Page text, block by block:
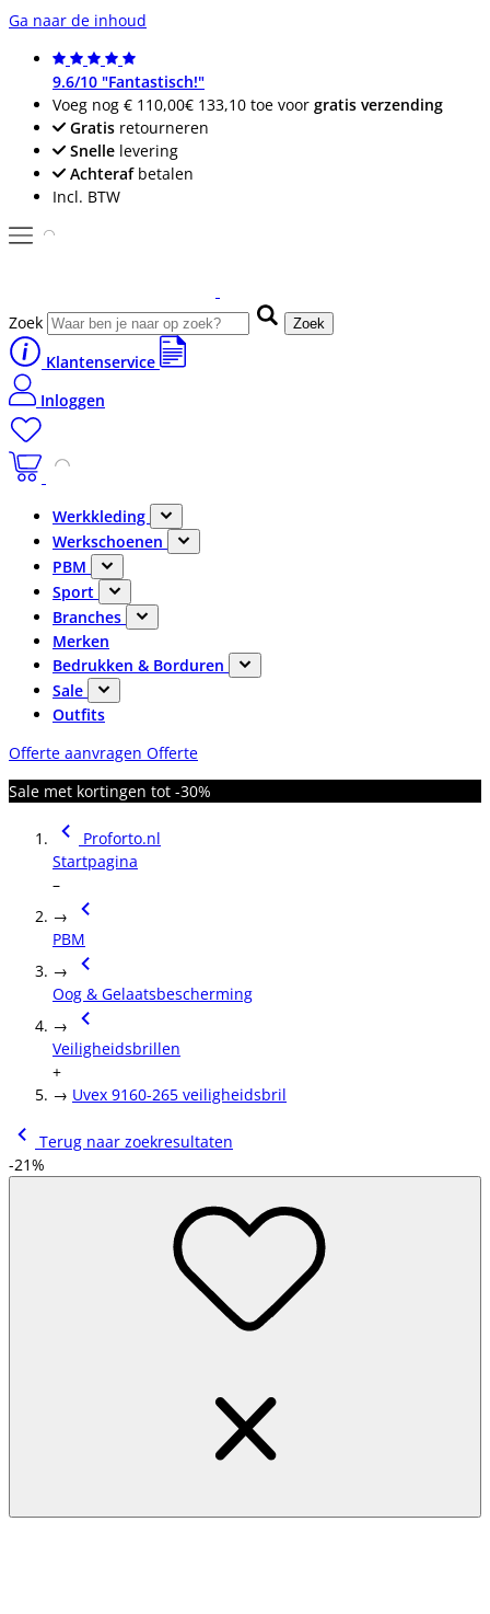
Ga naar de inhoud
9.6/10 "Fantastisch!"
Voeg nog € 110,00€ 133,10 toe voor gratis verzending
Gratis retourneren
Snelle levering
Achterafbetalen
Incl. BTW
Zoek Zoek
Klantenservice
Inloggen
Werkkleding
Werkschoenen
PBM
Sport
Branches
Merken
Bedrukken & Borduren
Sale
Outfits
Offerte aanvragen Offerte
Sale met kortingen tot -30%
Proforto.nl
Startpagina
–
→
PBM
→
Oog & Gelaatsbescherming
→
Veiligheidsbrillen
+
→ Uvex 9160-265 veiligheidsbril
Terug naar zoekresultaten
-21%